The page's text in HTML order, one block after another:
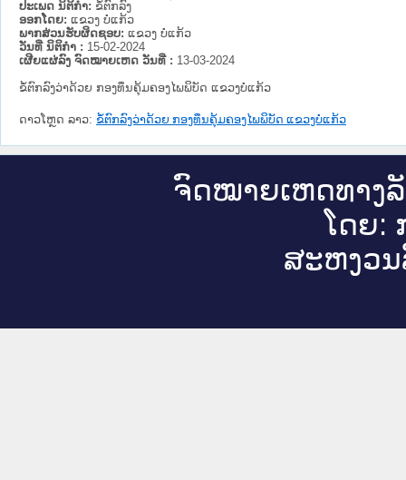
ປະເພດ ນິຕິກໍາ: ຂໍ້ຕົກລົງ
ອອກໂດຍ: ແຂວງ ບໍ່ແກ້ວ
ພາກສ່ວນຮັບຜິດຊອບ: ແຂວງ ບໍ່ແກ້ວ
ວັນທີ່ ນິຕິກໍາ : 15-02-2024
ເຜີຍແຜ່ລົງ ຈົດໝາຍເຫດ ວັນທີ່ : 13-03-2024
ຂໍ້ຕົກລົງວ່າດ້ວຍ ກອງທຶນຄຸ້ມຄອງໄພພິບັດ ແຂວງບໍ່ແກ້ວ
ດາວໂຫຼດ ລາວ: ຂໍ້ຕົກລົງວ່າດ້ວຍ ກອງທຶນຄຸ້ມຄອງໄພພິບັດ ແຂວງບໍ່ແກ້ວ
ຈົດ​ໝາຍ​ເຫດ​ທາງ​
ໂດຍ:
ສະ​ຫງວນ​